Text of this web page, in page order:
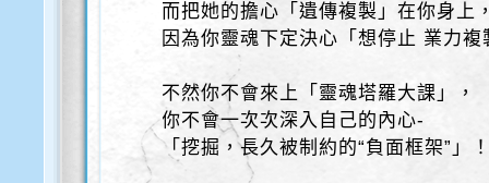
而把她的擔心「遺傳複製」在你身上
因為你靈魂下定決心「想停止 業力複
不然你不會來上「靈魂塔羅大課」，
你不會一次次深入自己的內心-
「挖掘，長久被制約的“負面框架”」